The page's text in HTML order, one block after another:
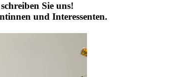
Sie uns!
und Interessenten.